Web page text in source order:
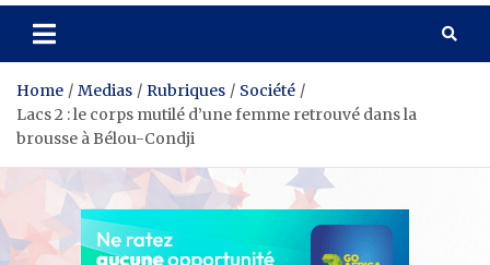
Home Medias Rubriques
Société
Lacs 2 : le corps mutilé d’une femme retrouvé dans la
brousse à Bélou-Condji